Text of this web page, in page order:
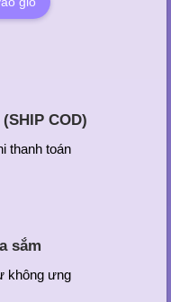
COD)
thanh toán
sắm
không ưng